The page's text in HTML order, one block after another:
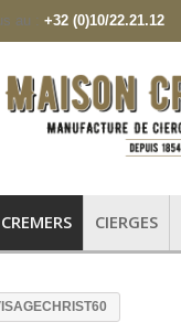
au : +32 (0)10/22.21.12
CIERGES